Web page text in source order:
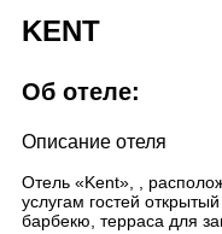
KENT
Об отеле:
Описание отеля
Отель «Kent», ,
услугам гостей
барбекю, терраса для